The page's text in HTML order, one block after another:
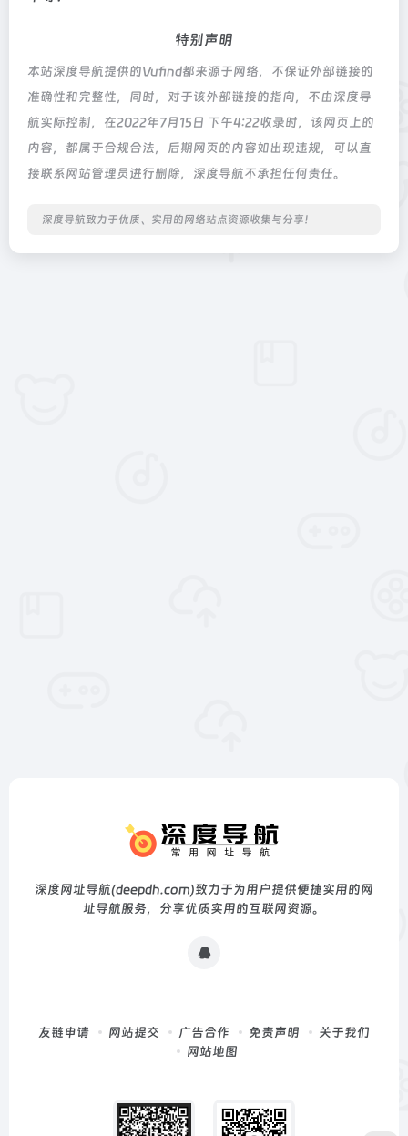
特别声明
本站深度导航提供的Vufind都来源于网络，不保证外部链接的
准确性和完整性，同时，对于该外部链接的指向，不由深度导
航实际控制，在2022年7月15日 下午4:22收录时，该网页上的
内容，都属于合规合法，后期网页的内容如出现违规，可以直
接联系网站管理员进行删除，深度导航不承担任何责任。
深度导航致力于优质、实用的网络站点资源收集与分享！
深度网址导航(deepdh.com)致力于为用户提供便捷实用的网
址导航服务，分享优质实用的互联网资源。
友链申请 网站提交 广告合作 免责声明
关于我们
网站地图